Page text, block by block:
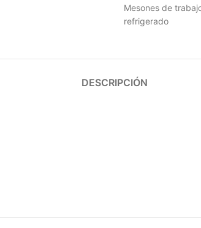
Mesones de
refrigerado
DESCRIPCIÓN